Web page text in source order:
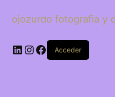
ojozurdo fotografia y
LinkedIn
Instagram
Facebook
Acceder